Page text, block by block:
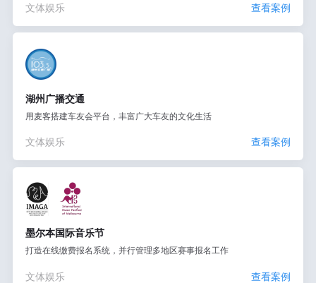
文体娱乐 查看案例
湖州广播交通
用麦客搭建车友会平台，丰富广大车友的文化生活
文体娱乐 查看案例
墨尔本国际音乐节
打造在线缴费报名系统，并行管理多地区赛事报名工作
文体娱乐 查看案例